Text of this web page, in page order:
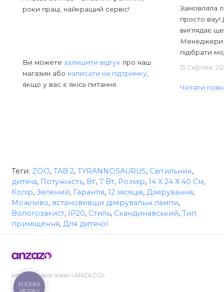
роки праці, найкращий сервіс!
Ви можете залишити відгук про наш
магазин або написати на підтримку
якщо у вас є якісь питання.
Замовляла
просто вау!
виглядає
Менеджери
підібрати
13 Серпня,
Читати
Теги: ZOO, TAB 2, TYRANNOSAURUS, Світильник,
дитяча, Потужність, Вт, 7 Вт, Розмір, 14 X 24 X 40 См,
Колір, Зелений, Гарантія, 12 місяців, Дімірування,
Можливо, встановивши дімірувальні лампи,
Вологозахист, IP20, Стиль, Скандинавський, Тип
приміщення, Для дитячої
Інтернет-магазин «ANZAZO»
2019-2026
КНОПКА